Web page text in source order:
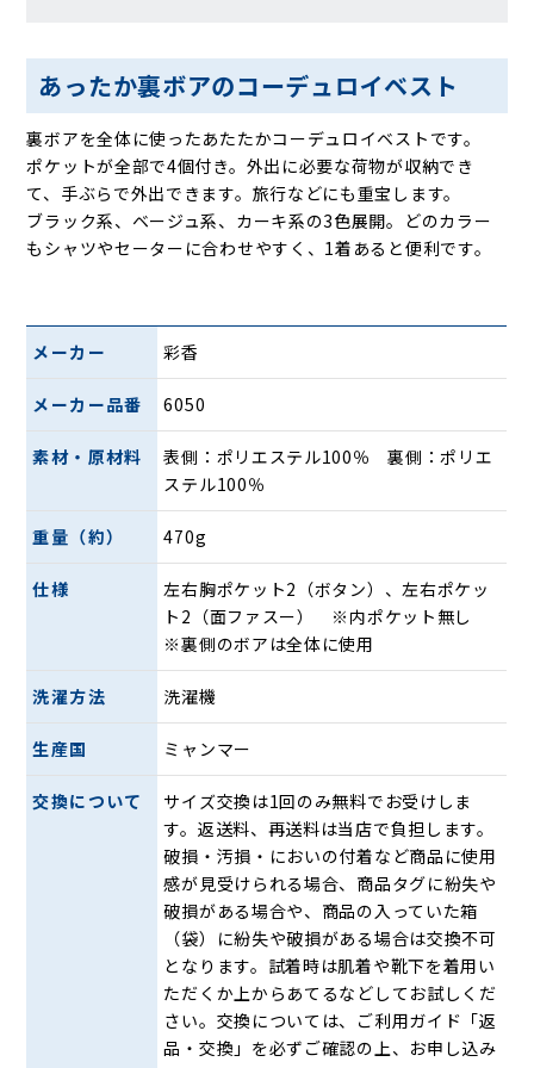
あったか裏ボアのコーデュロイベスト
裏ボアを全体に使ったあたたかコーデュロイベストです。
ポケットが全部で4個付き。外出に必要な荷物が収納でき
て、手ぶらで外出できます。旅行などにも重宝します。
ブラック系、ベージュ系、カーキ系の3色展開。どのカラー
もシャツやセーターに合わせやすく、1着あると便利です。
メーカー 彩香
メーカー品番 6050
素材・原材料
表側：ポリエステル100％ 裏側：ポリエ
ステル100％
重量（約） 470g
仕様
左右胸ポケット2（ボタン）、左右ポケッ
ト2（面ファスー） ※内ポケット無し
※裏側のボアは全体に使用
洗濯方法 洗濯機
生産国 ミャンマー
交換について
サイズ交換は1回のみ無料でお受けしま
す。返送料、再送料は当店で負担します。
破損・汚損・においの付着など商品に使用
感が見受けられる場合、商品タグに紛失や
破損がある場合や、商品の入っていた箱
（袋）に紛失や破損がある場合は交換不可
となります。試着時は肌着や靴下を着用い
ただくか上からあてるなどしてお試しくだ
さい。交換については、ご利用ガイド「返
品・交換」を必ずご確認の上、お申し込み